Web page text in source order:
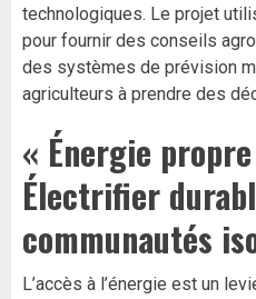
technologiques. Le projet
pour fournir des conseils
des systèmes de prévision
agriculteurs à prendre des
« Énergie
Électrifier
communautés
L’accès à l’énergie est un